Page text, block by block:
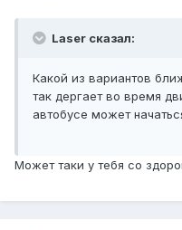
Laser сказал:
Какой из вариантов
так дергает во время
автобусе может
Может таки у тебя со